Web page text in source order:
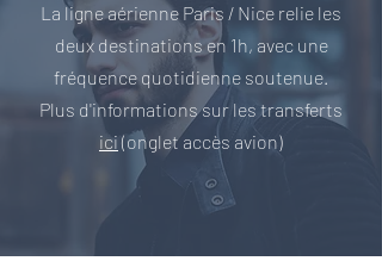
La ligne aérienne Paris / Nice relie les
deux destinations en 1h, avec une
fréquence quotidienne soutenue.
Plus d'informations sur les transferts
ici(onglet accès avion)